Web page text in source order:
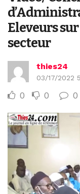
Eleveurs
secteur
thies24
03/17/2022
0 0 0